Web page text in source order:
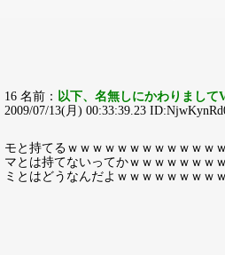
16 名前： 以下、名無しにかわりまして
2009/07/13(月) 00:33:39.23
モと持てるｗｗｗｗｗｗｗｗｗｗｗｗ
マとは持てないってかｗｗｗｗｗｗｗ
ミとはどうなんだよｗｗｗｗｗｗｗｗ